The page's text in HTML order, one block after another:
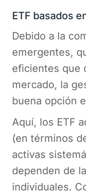
ETF basados
Debido a la
emergentes,
eficientes que
mercado, la
buena opción
Aquí, los ETF
(en términos
activas
dependen de
individuales.